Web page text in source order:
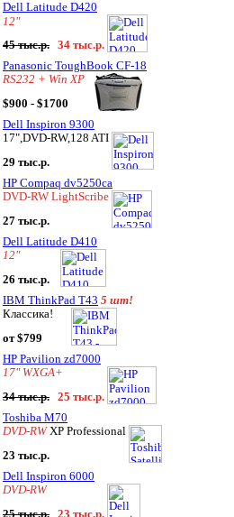
Dell Latitude D420
12"
45 тыс.р.
34 тыс.р.
Panasonic ToughBook CF-18
RS232 + Win XP
$900 - $1700
Dell Inspiron 9300
17",DVD-RW,128 ATI
29 тыс.р.
HP Compaq dv5250ca
DVD-RW LightScribe
27 тыс.р.
Dell Latitude D410
12"
26 тыс.р.
IBM ThinkPad T43 5 шт!
Классика!
от $799
HP Pavilion zd7000
17" WXGA+
34 тыс.р.
25 тыс.р.
Toshiba M70
DVD-RWXP Professional
23 тыс.р.
Dell Inspiron 6000
DVD-RW
25 тыс.р.
23 тыс.р.